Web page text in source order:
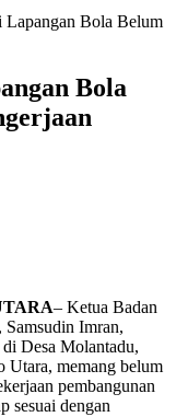
Bola Belum
Bola
– Ketua Badan
Imran,
Desa Molantadu,
Utara, memang belum
pembangunan
sesuai dengan